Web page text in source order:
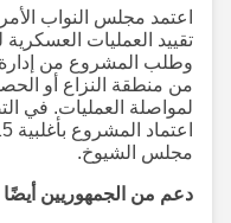
اعتمد مجلس النواب
تقييد العمليات العسكرية
وطلب المشروع من إدارة
من منطقة النزاع أو
لمواصلة العمليات. في
مجلس الشيوخ.
دعم من الجمهوريين أيضًا